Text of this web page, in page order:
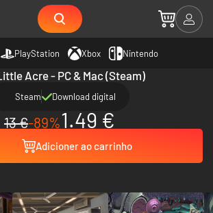
PlayStation Xbox Nintendo
Acre - PC & Mac (Steam)
Steam Download digital
13 €-89%1.49 €
Adicioner ao carrinho